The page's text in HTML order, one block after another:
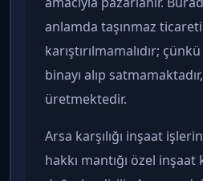
anlamda taşınmaz
karıştırılmamalıdır;
binayı alıp
üretmektedir.
Arsa karşılığı inşaat
hakkı mantığı özel inşaat